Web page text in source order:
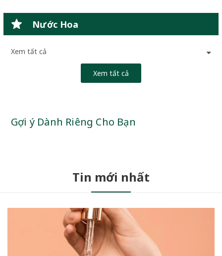
Nước Hoa
Xem tất cả
Xem tất cả
Gợi ý Dành Riêng Cho Bạn
Tin mới nhất